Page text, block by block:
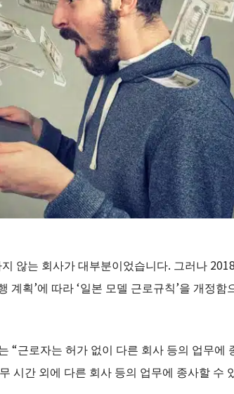
않는 회사가 대부분이었습니다. 그러나
계획’에 따라 ‘일본 모델 근로규칙’을 개정
“근로자는 허가 없이 다른 회사 등의 업무에
시간 외에 다른 회사 등의 업무에 종사할 수